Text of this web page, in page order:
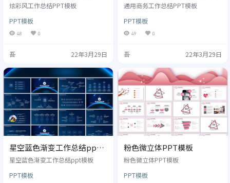
炫彩风工作总结PPT模板
PPT模板
48 0
吾 22年3月29日
通用商务工作总结PPT模板
PPT模板
49 0
吾 22年3月29日
星空蓝色渐变工作总结ppt
模板
星空蓝色渐变工作总结ppt模板
PPT模板
粉色微立体PPT模板
粉色微立体PPT模板
PPT模板